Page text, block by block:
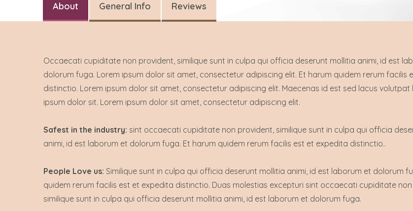
About General Info Reviews
Occaecati cupiditate non provident, similique sunt in culpa qui officia deserunt mollitia animi, id est
dolorum fuga. Lorem ipsum dolor sit amet, consectetur adipiscing elit. Et harum quidem rerum facilis
distinctio. Lorem ipsum dolor sit amet, consectetur adipiscing elit. Maecenas id est sed lacus volutpat
ipsum dolor sit. Lorem ipsum dolor sit amet, consectetur adipiscing elit.
Safest in the industry: sint occaecati cupiditate non provident, similique sunt in culpa qui officia
animi, id est laborum et dolorum fuga. Et harum quidem rerum facilis est et expedita distinctio..
People Love us: Similique sunt in culpa qui officia deserunt mollitia animi, id est laborum et dolorum
quidem rerum facilis est et expedita distinctio. Duas molestias excepturi sint occaecati cupiditate
similique sunt in culpa qui officia deserunt mollitia animi, id est laborum et dolorum fuga.